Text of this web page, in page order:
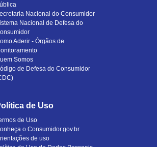
Nacional do Consumidor
Nacional de Defesa do
Aderir - Órgãos de
Somos
de Defesa do Consumidor
de Uso
de Uso
o Consumidor.gov.br
de uso